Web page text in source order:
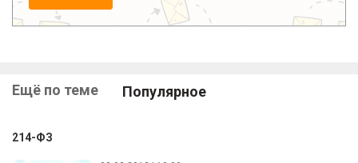
Ещё по теме Популярное
214-ФЗ